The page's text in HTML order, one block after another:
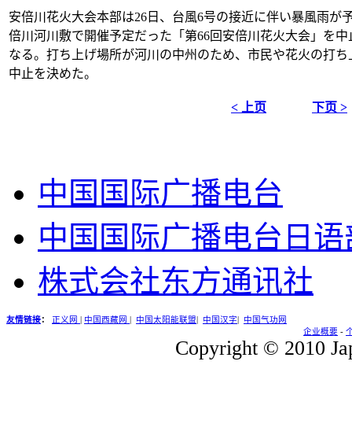
安倍川花火大会本部は26日、台風6号の接近に伴い暴風雨が
倍川河川敷で開催予定だった「第66回安倍川花火大会」を
なる。打ち上げ場所が河川の中州のため、市民や花火の打
中止を決めた。
< 上页 下页 >
中国国际广播电台
中国国际广播电台日语
株式会社东方通讯社
友情链接： 正义网 中国西藏网 中国太阳能联盟 中国汉字
中国气功网
企业概要 -
Copyright © 2010